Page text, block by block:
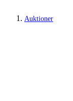
Auktioner